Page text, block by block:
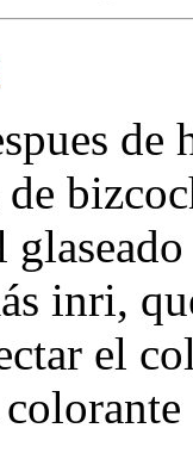
de
inri,
el